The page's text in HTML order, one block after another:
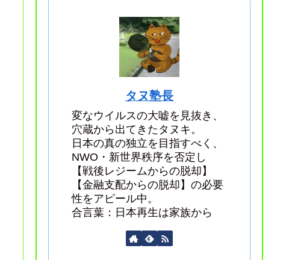
タヌ塾長
変なウイルスの大嘘を見抜き、
穴蔵から出てきたタヌキ。
日本の真の独立を目指すべく、
NWO・新世界秩序を否定し
【戦後レジームからの脱却】
【金融支配からの脱却】の必要
性をアピール中。
合言葉：日本再生は家族から